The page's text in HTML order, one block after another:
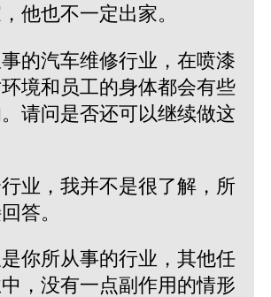
他也不一定出家。
的汽车维修行业，在喷漆
境和员工的身体都会有些
请问是否还可以继续做这
业，我并不是很了解，所
答。
你所从事的行业，其他任
，没有一点副作用的情形